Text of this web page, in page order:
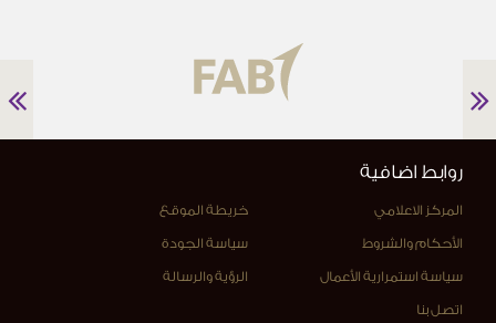
روابط اضافية
المركز الاعلامي خريطة الموقع
الأحكام والشروط سياسة الجودة
سياسة استمرارية الأعمال الرؤية والرسالة
اتصل بنا